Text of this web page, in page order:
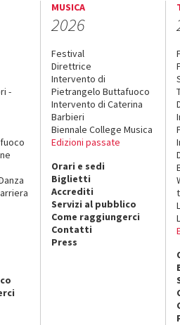
-
MUSICA
2026
Festival
Direttrice
Intervento di
Pietrangelo Buttafuoco
Intervento di Caterina
Barbieri
Biennale College Musica
Edizioni passate
Orari e sedi
Biglietti
Accrediti
Servizi al pubblico
Come raggiungerci
Contatti
Press